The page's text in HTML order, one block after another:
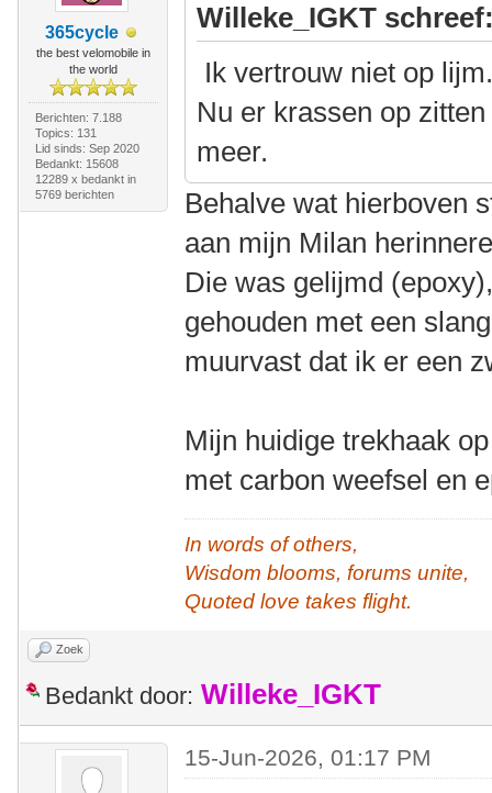
365cycle
the best velomobile in
the world
Berichten: 7.188
Topics: 131
Lid sinds: Sep 2020
Bedankt: 15608
12289 x bedankt in
5769 berichten
Willeke_IGKT
Ik vertrouw niet op
Nu er krassen op
meer.
Behalve wat hierboven
aan mijn Milan
Die was gelijmd
gehouden met een
muurvast dat ik er een
Mijn huidige trekhaak
met carbon weefsel en
In words of others,
Wisdom blooms, forums unite,
Quoted love takes flight.
Zoek
Bedankt door: Willeke_IGKT
15-Jun-2026, 01:17 PM